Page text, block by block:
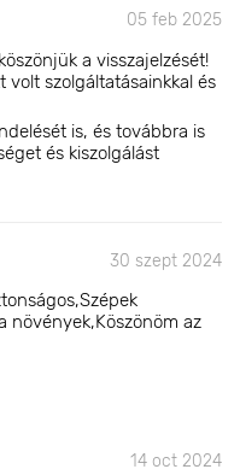
05 feb 2025
a visszajelzését!
volt szolgáltatásainkkal és
is, és továbbra is
és kiszolgálást
30 szept 2024
növények,Köszönöm az
14 oct 2024